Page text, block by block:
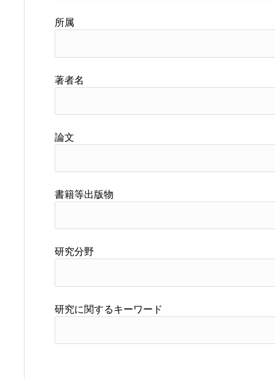
所属
著者名
論文
書籍等出版物
研究分野
研究に関するキーワード